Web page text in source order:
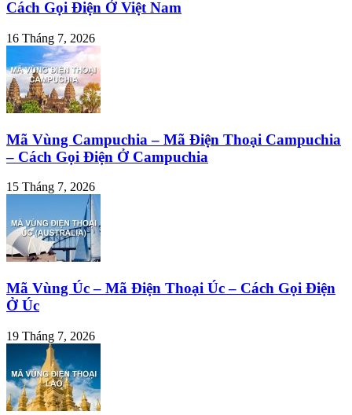
Cách Gọi Điện Ở Việt Nam
16 Tháng 7, 2026
Mã Vùng Campuchia – Mã Điện Thoại Campuchia
– Cách Gọi Điện Ở Campuchia
15 Tháng 7, 2026
Mã Vùng Úc – Mã Điện Thoại Úc – Cách Gọi Điện
Ở Úc
19 Tháng 7, 2026